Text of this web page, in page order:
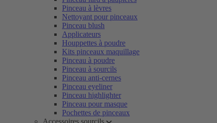
Pinceau à lèvres
Nettoyant pour pinceaux
Pinceau blush
Applicateurs
Houppettes à poudre
Kits pinceaux maquillage
Pinceau à poudre
Pinceau à sourcils
Pinceau anti-cernes
Pinceau eyeliner
Pinceau highlighter
Pinceau pour masque
Pochettes de pinceaux
Accessoires sourcils